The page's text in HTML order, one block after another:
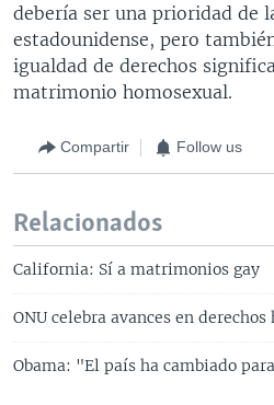
debería ser una prioridad de
estadounidense, pero
igualdad de derechos
matrimonio homosexual.
Compartir Follow us
Relacionados
California: Sí a matrimonios gay
ONU celebra avances en derechos
Obama: "El país ha cambiado